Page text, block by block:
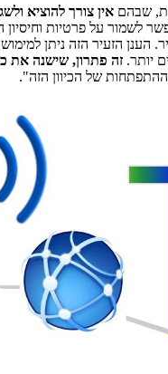
שבהם אין צורך להוציא
לשמור על פרטיות
הענן הזעיר הזה ניתן
יותר. זה פתרון, שישנה את
של הכיוון הזה".